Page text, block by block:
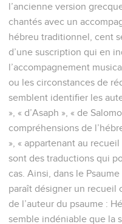
l’ancienne version
chantés avec un
hébreu traditionnel, cent
d’une suscription qui en
l’accompagnement
ou les circonstances de
semblent identifier les
», « d’Asaph », « de
compréhensions de
», « appartenant au recueil
sont des traductions qui
cas. Ainsi, dans le
paraît désigner un recueil
de l’auteur du psaume :
semble indéniable que la